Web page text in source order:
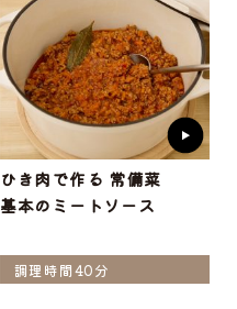
ひき肉で作る 常備菜
基本のミートソース
調理時間40分